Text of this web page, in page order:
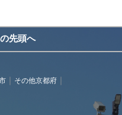
先頭へ
その他京都府